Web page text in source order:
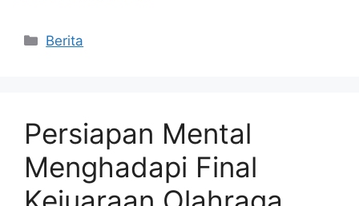
Kategori
Berita
Persiapan Mental
Menghadapi Final